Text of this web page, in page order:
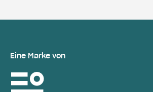
Eine Marke von